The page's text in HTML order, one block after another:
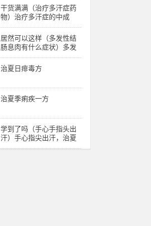
核、肺病，
干货满满（治疗多汗症药
物）治疗多汗症的中成
药，治多汗症验方，
居然可以这样（多发性结
肠息肉有什么症状）多发
性结肠息肉一定要手术
吗，治多发性结肠息肉验
方，
治夏日痱毒方
治夏季痢疾一方
学到了吗（手心手指头出
汗）手心指尖出汗，治夏
天手心出汗、暴皮、手指